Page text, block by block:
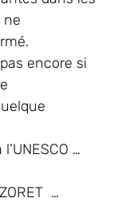
ne
encore si
…
…